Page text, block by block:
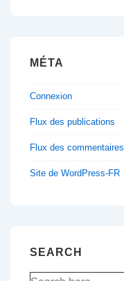
MÉTA
Connexion
Flux des publications
Flux des commentaires
Site de WordPress-FR
SEARCH
Recherche